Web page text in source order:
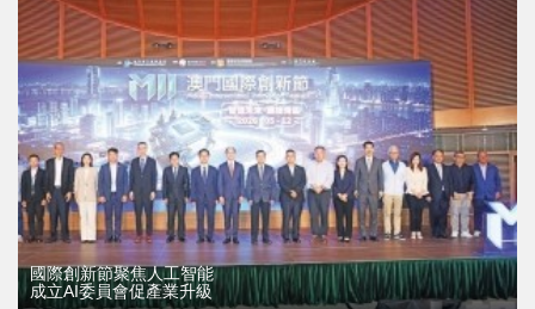
國際創新節聚焦人工智能
成立AI委員會促產業升級